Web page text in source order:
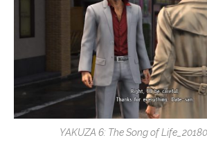
YAKUZA 6: The Song of